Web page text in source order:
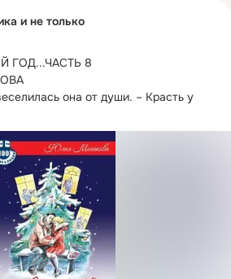
и не только
ГОД...ЧАСТЬ 8
она от души. – Красть у